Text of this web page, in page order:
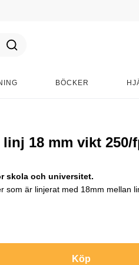
BÖCKER
18 mm vikt 250/
skola och universitet.
som är linjerat med 18mm mellan
Köp